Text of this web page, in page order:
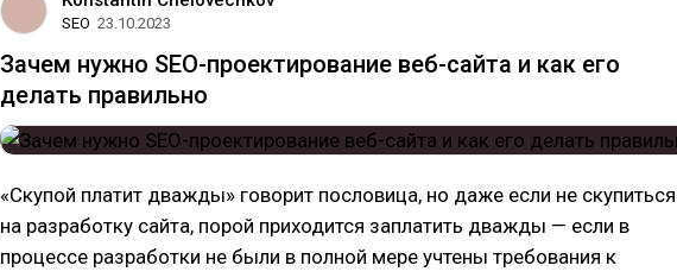
SEO 23.10.2023
Зачем нужно SEO-проектирование веб-сайта и как его
делать правильно
«Скупой платит дважды» говорит пословица, но даже если не скупиться
на разработку сайта, порой приходится заплатить дважды — если в
процессе разработки не были в полной мере учтены требования к